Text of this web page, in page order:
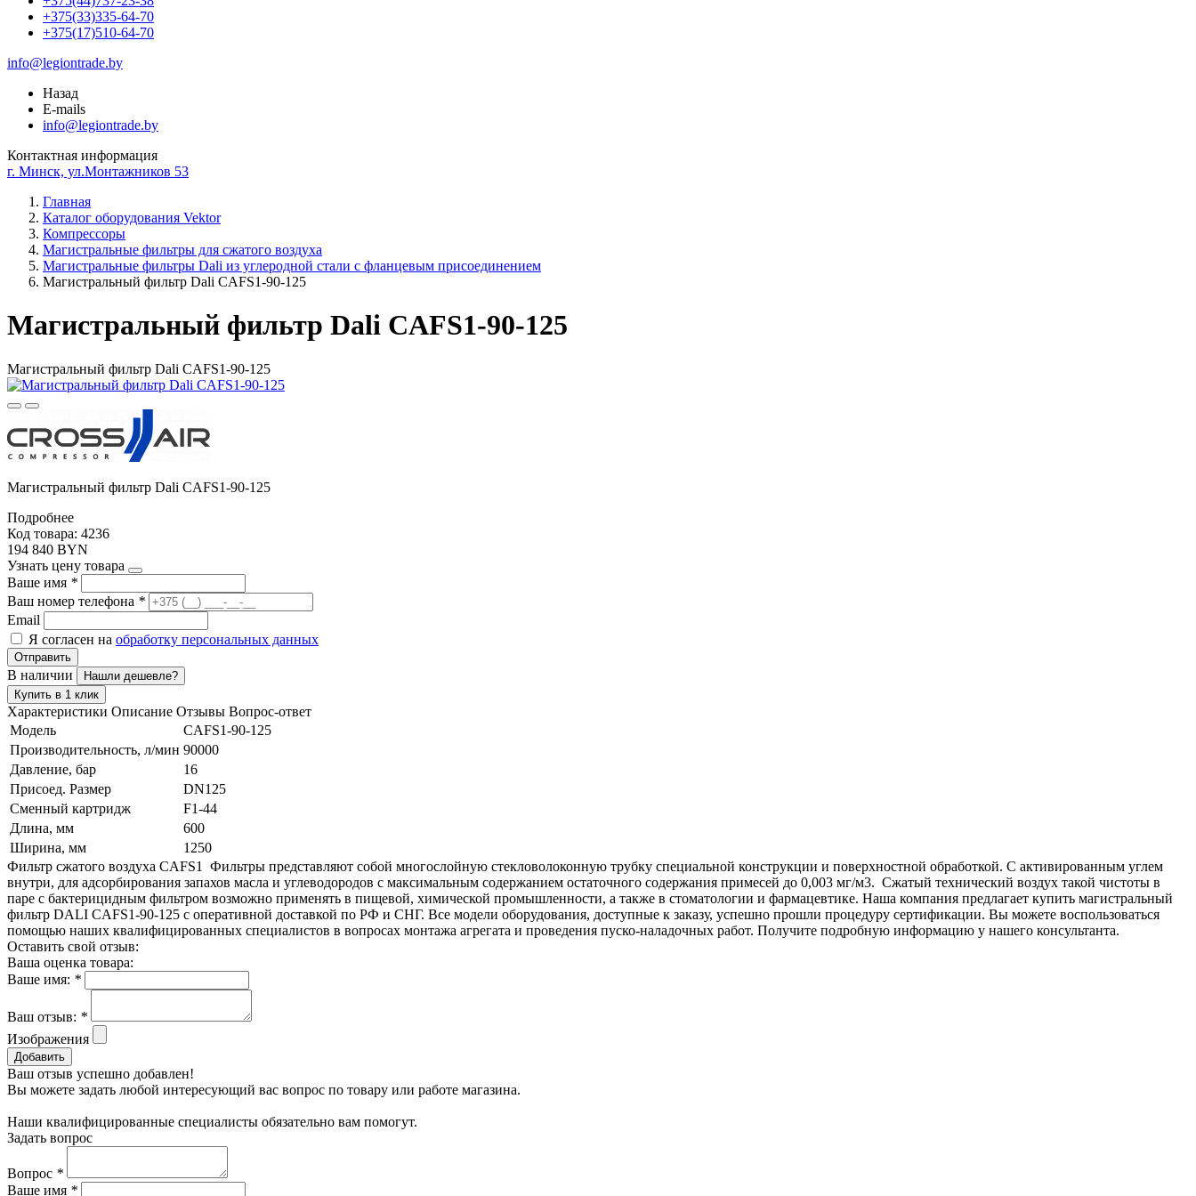
+375(33)335-64-70
+375(17)510-64-70
info@legiontrade.by
Назад
E-mails
info@legiontrade.by
Контактная информация
г. Минск, ул.Монтажников 53
Главная
Каталог оборудования Vektor
Компрессоры
Магистральные фильтры для сжатого воздуха
Магистральные фильтры Dali из углеродной стали с фланцевым присоединением
Магистральный фильтр Dali CAFS1-90-125
Магистральный фильтр Dali CAFS1-90-125
Магистральный фильтр Dali CAFS1-90-125
Магистральный фильтр Dali CAFS1-90-125
Подробнее
Код товара: 4236
194 840 BYN
Узнать цену товара
Ваше имя *
Ваш номер телефона *
Email
Я согласен на обработку персональных данных
Отправить
В наличии
Нашли дешевле?
Купить в 1 клик
Характеристики Описание Отзывы Вопрос-ответ
Модель
CAFS1-90-125
Производительность, л/мин 90000
Давление, бар
16
Присоед. Размер
DN125
Сменный картридж
F1-44
Длина, мм
600
Ширина, мм
1250
Фильтр сжатого воздуха CAFS1 Фильтры представляют собой многослойную стекловолоконную трубку специальной конструкции и поверхностной обработкой. С активированным углем
внутри, для адсорбирования запахов масла и углеводородов с максимальным содержанием остаточного содержания примесей до 0,003 мг/м3. Сжатый технический воздух такой чистоты в
паре с бактерицидным фильтром возможно применять в пищевой, химической промышленности, а также в стоматологии и фармацевтике. Наша компания предлагает купить магистральный
фильтр DALI CAFS1-90-125 с оперативной доставкой по РФ и СНГ. Все модели оборудования, доступные к заказу, успешно прошли процедуру сертификации. Вы можете воспользоваться
помощью наших квалифицированных специалистов в вопросах монтажа агрегата и проведения пуско-наладочных работ. Получите подробную информацию у нашего консультанта.
Оставить свой отзыв:
Ваша оценка товара:
Ваше имя: *
Ваш отзыв: *
Изображения
Добавить
Ваш отзыв успешно добавлен!
Вы можете задать любой интересующий вас вопрос по товару или работе магазина.
Наши квалифицированные специалисты обязательно вам помогут.
Задать вопрос
Вопрос *
Ваше имя *